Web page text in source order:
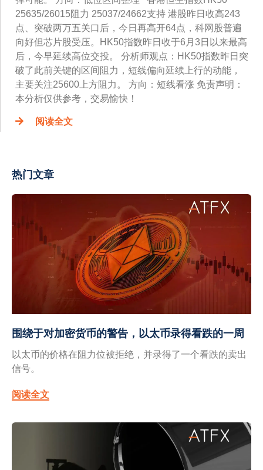
25635/26015阻力 25037/24662支持 港股昨日收高243
点、突破两万五关口后，今日再高开64点，科网股普遍
向好但芯片股受压。HK50指数昨日收于6月3日以来最高
后，今早延续高位交投。 分析师观点：HK50指数昨日突
破了此前关键的区间阻力，短线偏向延续上行的动能，
主要关注25600上方阻力。 方向：短线看涨 免责声明：
本分析仅供参考，交易愉快！
阅读全文
热门文章
围绕于对加密货币的警告，以太币录得看跌的一周
以太币的价格在阻力位被拒绝，并录得了一个看跌的卖出
信号。
阅读全文